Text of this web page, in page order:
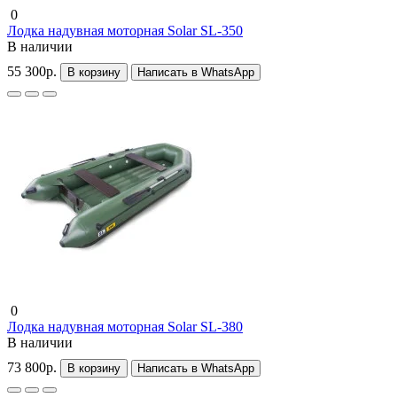
0
Лодка надувная моторная Solar SL-350
В наличии
55 300р.
В корзину Написать в WhatsApp
0
Лодка надувная моторная Solar SL-380
В наличии
73 800р.
В корзину Написать в WhatsApp